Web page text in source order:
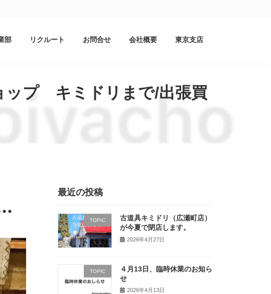
部 リクルート お問合せ 会社概要 東京支店
ップ キミドリまで/出張買
最近の投稿
TOPIC
古道具キミドリ（広瀬町店）
が今夏で閉店します。
2026年4月27日
TOPIC
４月13日、臨時休業のお知ら
せ
2026年4月13日